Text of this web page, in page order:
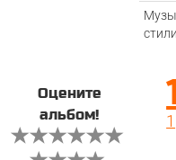
стили
Оцените
альбом!
1